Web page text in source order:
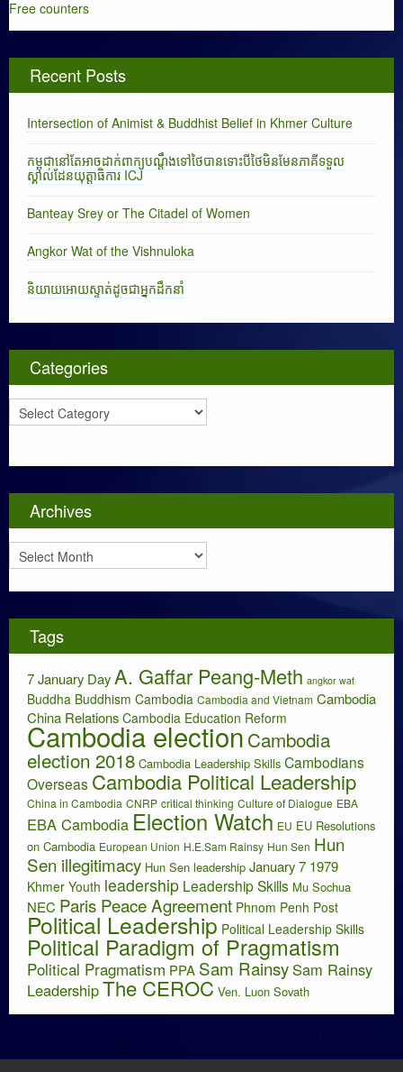
Free counters
Recent Posts
Intersection of Animist & Buddhist Belief in Khmer Culture
កម្ពុជានៅតែអាចដាក់ពាក្យបណ្តឹងទៅថៃបានទោះបីថៃមិនមែនភាគីទទួល
ស្គាល់ដែនយុត្តាធិការ ICJ
Banteay Srey or The Citadel of Women
Angkor Wat of the Vishnuloka
និយាយអោយស្ទាត់ដូចជាអ្នកដឹកនាំ
Categories
a
o
i
s
Archives
r
i
e
Tags
7 January DayA. Gaffar Peang-Meth angkor wat
Buddha Buddhism Cambodia Cambodia and Vietnam Cambodia
China Relations Cambodia Education Reform
Cambodia election Cambodia
election 2018 Cambodia Leadership Skills Cambodians
Overseas Cambodia Political Leadership
China in Cambodia CNRP critical thinking Culture of Dialogue EBA
EBA Cambodia Election Watch EU EU Resolutions
on Cambodia European Union H.E.Sam Rainsy Hun Sen Hun
Sen illegitimacy Hun Sen leadership January 7 1979
Khmer Youth leadership Leadership Skills Mu Sochua
NEC Paris Peace Agreement Phnom Penh Post
Political Leadership Political Leadership Skills
Political Paradigm of Pragmatism
Political Pragmatism PPA Sam RainsySam Rainsy
LeadershipThe CEROC Ven. Luon Sovath